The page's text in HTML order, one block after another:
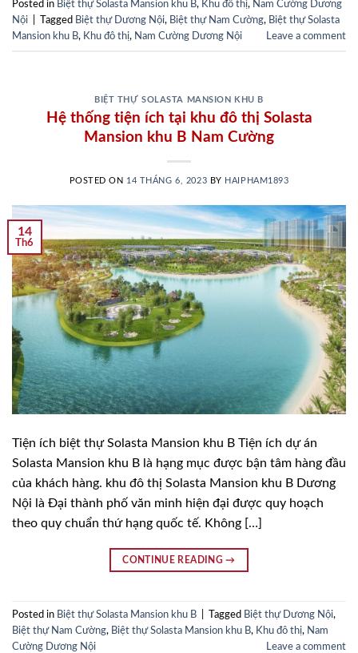
Posted in Biệt thự Solasta Mansion khu B, Khu đô thị, Nam Cường Dương
Nội
Tagged Biệt thự Dương Nội, Biệt thự Nam Cường, Biệt thự Solasta
Mansion khu B, Khu đô thị, Nam Cường Dương Nội Leave a comment
BIỆT THỰ SOLASTA MANSION KHU B
Hệ thống tiện ích tại khu đô thị Solasta
Mansion khu B Nam Cường
POSTED ON 14 THÁNG 6, 2023 BY HAIPHAM1893
14
Th6
Tiện ích biệt thự Solasta Mansion khu B Tiện ích dự án
Solasta Mansion khu B là hạng mục được bận tâm hàng đầu
của khách hàng. khu đô thị Solasta Mansion khu B Dương
Nội là Đại thành phố văn minh hiện đại được quy hoạch
theo quy chuẩn thứ hạng quốc tế. Không […]
CONTINUE READING→
Posted in Biệt thự Solasta Mansion khu B Tagged Biệt thự Dương Nội,
Biệt thự Nam Cường, Biệt thự Solasta Mansion khu B, Khu đô thị, Nam
Cường Dương Nội
Leave a comment